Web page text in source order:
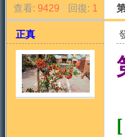
中»
查看: 9429 回復: 1
正真